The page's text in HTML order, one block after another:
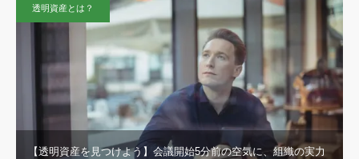
透明資産とは？
【透明資産を見つけよう】会議開始5分前の空気に、組織の実力